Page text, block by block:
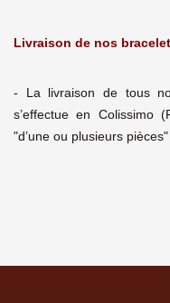
Livraison de nos
- La livraison de tous
s’effectue en Colissimo
"d’une ou plusieurs